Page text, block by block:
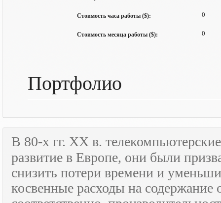
Стоимость часа работы ($): 0
Стоимость месяца работы ($): 0
Портфолио
В 80-х гг. XX в.
развитие в Европе, они были
снизить потери времени и
косвенные расходы на